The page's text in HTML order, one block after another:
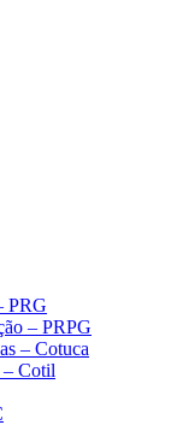
PRG
– PRPG
– Cotuca
– Cotil